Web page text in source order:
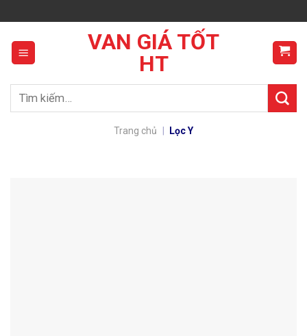
to
content
VAN GIÁ TỐT
HT
Tìm
Trang chủ Lọc Y